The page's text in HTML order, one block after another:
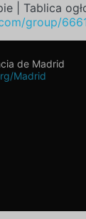
| Tablica
group/
de Madrid
Madrid